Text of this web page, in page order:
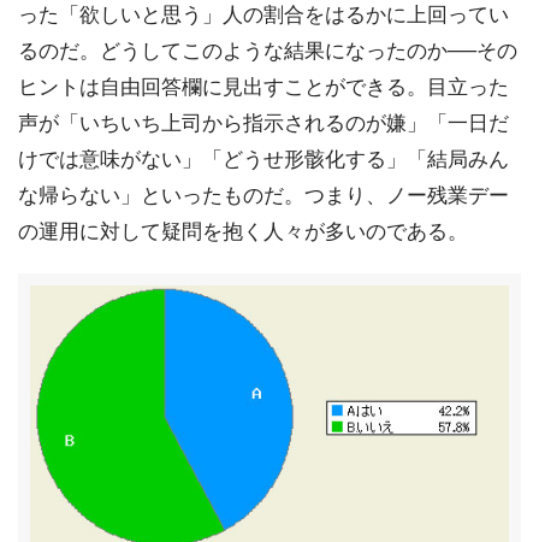
った「欲しいと思う」人の割合をはるかに上回ってい
るのだ。どうしてこのような結果になったのか──その
ヒントは自由回答欄に見出すことができる。目立った
声が「いちいち上司から指示されるのが嫌」「一日だ
けでは意味がない」「どうせ形骸化する」「結局みん
な帰らない」といったものだ。つまり、ノー残業デー
の運用に対して疑問を抱く人々が多いのである。